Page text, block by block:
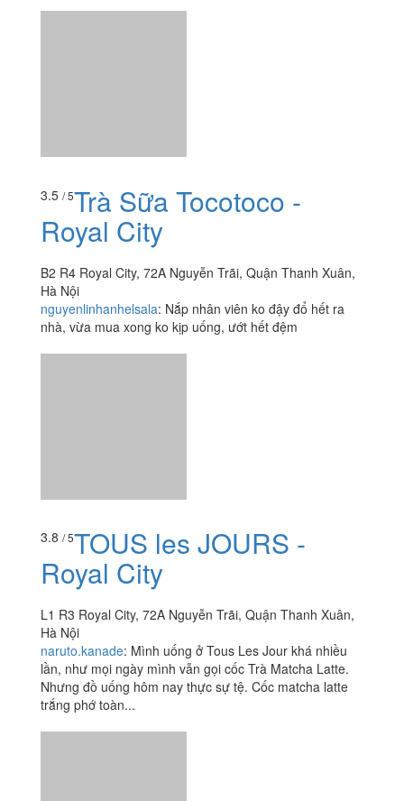
3.5 / 5Trà Sữa Tocotoco -
Royal City
B2 R4 Royal City, 72A Nguyễn Trãi, Quận Thanh Xuân,
Hà Nội
nguyenlinhanhelsala: Nắp nhân viên ko đậy đổ hết ra
nhà, vừa mua xong ko kịp uống, ướt hết đệm
3.8 / 5TOUS les JOURS -
Royal City
L1 R3 Royal City, 72A Nguyễn Trãi, Quận Thanh Xuân,
Hà Nội
naruto.kanade: Mình uống ở Tous Les Jour khá nhiều
lần, như mọi ngày mình vẫn gọi cốc Trà Matcha Latte.
Nhưng đồ uống hôm nay thực sự tệ. Cốc matcha latte
trắng phớ toàn...